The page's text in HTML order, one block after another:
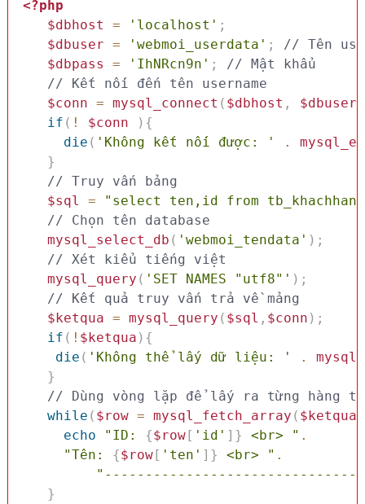
<?php
$dbhost
= 'localhost' ;
$dbuser = 'webmoi_userdata' ;
// Tên
$dbpass
= 'IhNRcn9n' ;
// Mật khẩu
// Kết nối đến tên username
$conn = mysql_connect ( $dbhost , $dbuser
if ( ! $conn ) {
die ( 'Không kết nối được: ' .
}
// Truy vấn bảng
$sql
=
"select ten,id from tb_khachhang
// Chọn tên database
mysql_select_db ( 'webmoi_tendata' ) ;
// Xét kiểu tiếng việt
mysql_query ( 'SET NAMES "utf8"' ) ;
// Kết quả truy vấn trả về mảng
$ketqua = mysql_query ( $sql , $conn ) ;
if ( ! $ketqua ) {
die ( 'Không thể lấy dữ liệu: ' .
}
while ( $row = mysql_fetch_array ( $ketqua
echo
"ID: {$row[ 'id' ] } <br> " .
"Tên: {$row[ 'ten' ] } <br> " .
"--------------------------------
}